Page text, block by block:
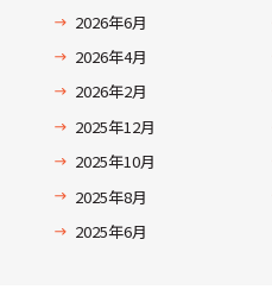
2026年6月
2026年4月
2026年2月
2025年12月
2025年10月
2025年8月
2025年6月